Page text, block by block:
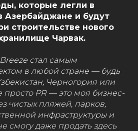
которые легли в
Азербайджане и будут
строительстве нового
Чарвак.
Breeze стал самым
в любой стране — будь
Черногория или
просто PR — это моя бизнес-
чистых пляжей, парков,
инфраструктуры и
смогу даже продать здесь